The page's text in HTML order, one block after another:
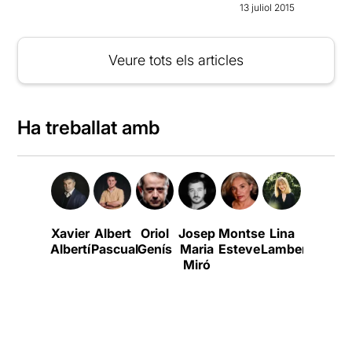
13 juliol 2015
Veure tots els articles
Ha treballat amb
Xavier
Albertí
Albert
Pascual
Oriol
Genís
Josep
Maria
Miró
Montse
Esteve
Lina
LambertCunillé